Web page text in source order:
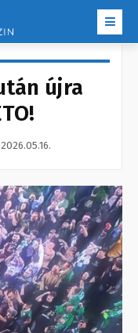
újra
2026.05.16.